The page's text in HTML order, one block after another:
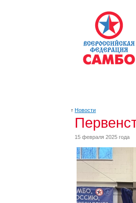
↑ Новости
15 февраля 2025 года